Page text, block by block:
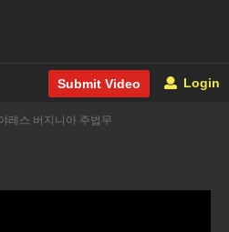
Submit Video Login
레스 버지니아 주법무